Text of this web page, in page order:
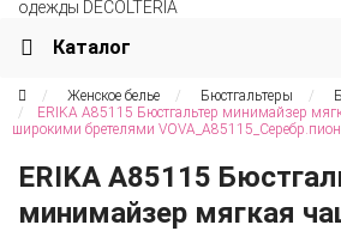
Каталог
Женское белье Бюстгальтеры
ERIKA A85115 Бюстгальтер минимайзер
широкими бретелями VOVA_A85115_Серебр.пион
ERIKA A85115
минимайзер мягкая